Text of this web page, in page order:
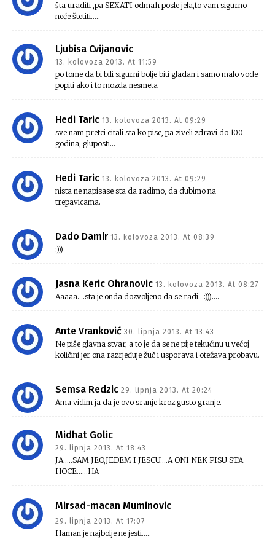
šta uraditi ,pa SEXATI odmah posle jela,to vam sigurno
neće štetiti…..
Ljubisa Cvijanovic
13. kolovoza 2013. At 11:59
po tome da bi bili sigurni bolje biti gladan i samo malo vode
popiti ako i to mozda nesmeta
Hedi Taric 13. kolovoza 2013. At 09:29
sve nam pretci citali sta ko pise, pa ziveli zdravi do 100
godina, gluposti…
Hedi Taric 13. kolovoza 2013. At 09:29
nista ne napisase sta da radimo, da dubimo na
trepavicama.
Dado Damir 13. kolovoza 2013. At 08:39
:)))
Jasna Keric Ohranovic 13. kolovoza 2013. At 08:27
Aaaaa….sta je onda dozvoljeno da se radi…:)))….
Ante Vranković 30. lipnja 2013. At 13:43
Ne piše glavna stvar, a to je da se ne pije tekućinu u većoj
količini jer ona razrjeđuje žuč i usporava i otežava probavu.
Semsa Redzic 29. lipnja 2013. At 20:24
Ama vidim ja da je ovo sranje kroz gusto granje.
Midhat Golic
29. lipnja 2013. At 18:43
JA…..SAM JEO,JEDEM I JESCU….A ONI NEK PISU STA
HOCE……HA
Mirsad-macan Muminovic
29. lipnja 2013. At 17:07
Haman je najbolje ne jesti…..